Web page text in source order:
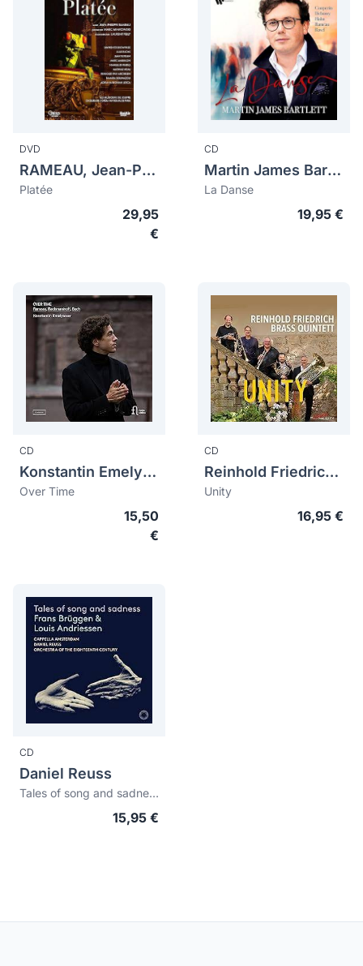
DVD
RAMEAU, Jean-Philippe (1683-1764)
Platée
29,95
€
CD
Martin James Bartlett
La Danse
19,95 €
CD
Konstantin Emelyanov
Over Time
15,50
€
CD
Reinhold Friedrich Brass Quintet
Unity
16,95 €
CD
Daniel Reuss
Tales of song and sadness (Frans Brüggen & Louis Andriesen)
15,95 €